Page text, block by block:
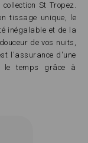
St Tropez.
tissage unique, le
inégalable et de la
de vos nuits,
l'assurance d'une
le temps grâce à